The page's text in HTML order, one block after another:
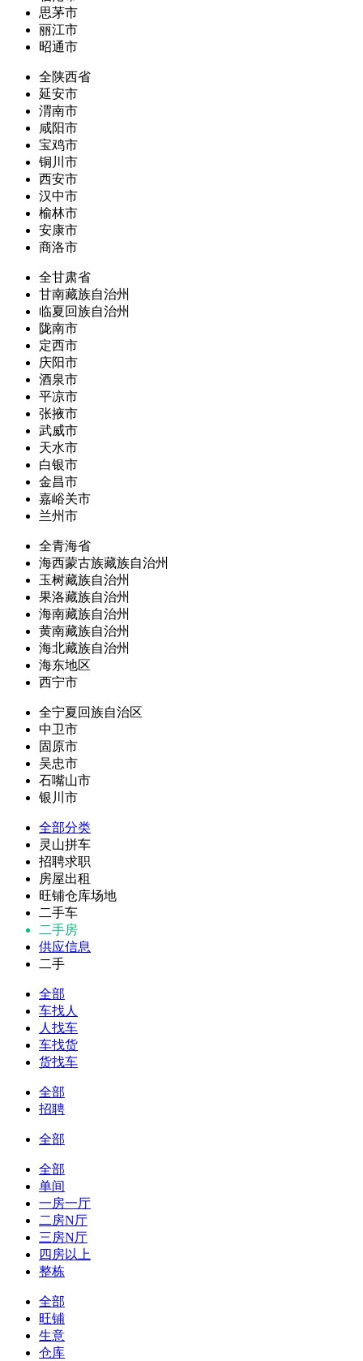
思茅市
丽江市
昭通市
全陕西省
延安市
渭南市
咸阳市
宝鸡市
铜川市
西安市
汉中市
榆林市
安康市
商洛市
全甘肃省
甘南藏族自治州
临夏回族自治州
陇南市
定西市
庆阳市
酒泉市
平凉市
张掖市
武威市
天水市
白银市
金昌市
嘉峪关市
兰州市
全青海省
海西蒙古族藏族自治州
玉树藏族自治州
果洛藏族自治州
海南藏族自治州
黄南藏族自治州
海北藏族自治州
海东地区
西宁市
全宁夏回族自治区
中卫市
固原市
吴忠市
石嘴山市
银川市
全部分类
灵山拼车
招聘求职
房屋出租
旺铺仓库场地
二手车
二手房
供应信息
二手
全部
车找人
人找车
车找货
货找车
全部
招聘
全部
全部
单间
一房一厅
二房N厅
三房N厅
四房以上
整栋
全部
旺铺
生意
仓库